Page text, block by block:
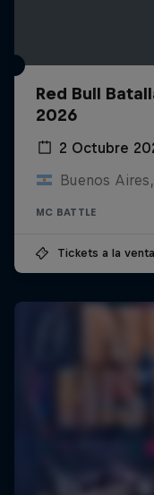
Red Bull
2026
2 Octubre
Buenos
MC BATTLE
Tickets a la venta